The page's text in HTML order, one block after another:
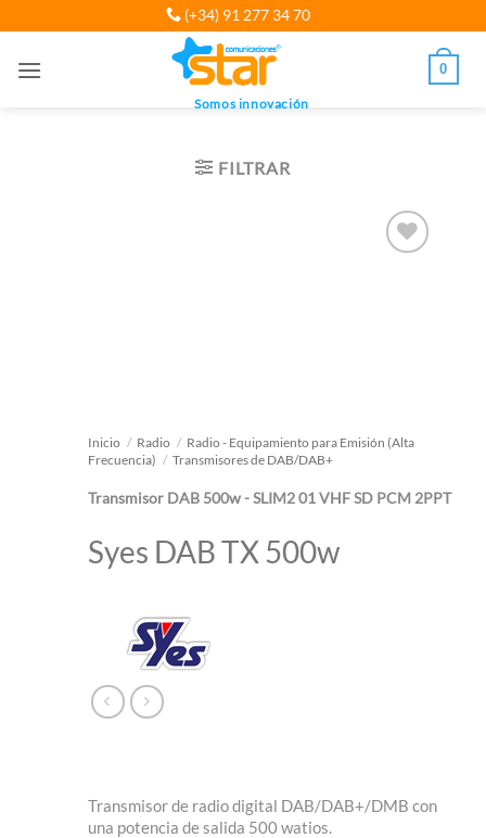
al
(+34) 91 277 34 70
Somos innovación
0
FILTRAR
Inicio / Radio / Radio - Equipamiento para Emisión (Alta
Frecuencia) / Transmisores de DAB/DAB+
Transmisor DAB 500w - SLIM2 01 VHF SD PCM 2PPT
Syes DAB TX 500w
Transmisor de radio digital DAB/DAB+/DMB con
una potencia de salida 500 watios.